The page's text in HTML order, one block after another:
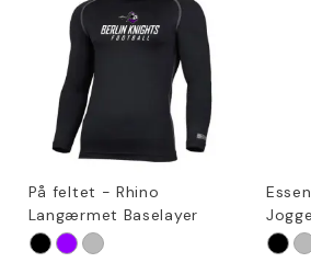
På feltet - Rhino
Langærmet Baselayer